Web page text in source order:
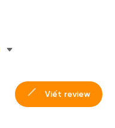
Viết review